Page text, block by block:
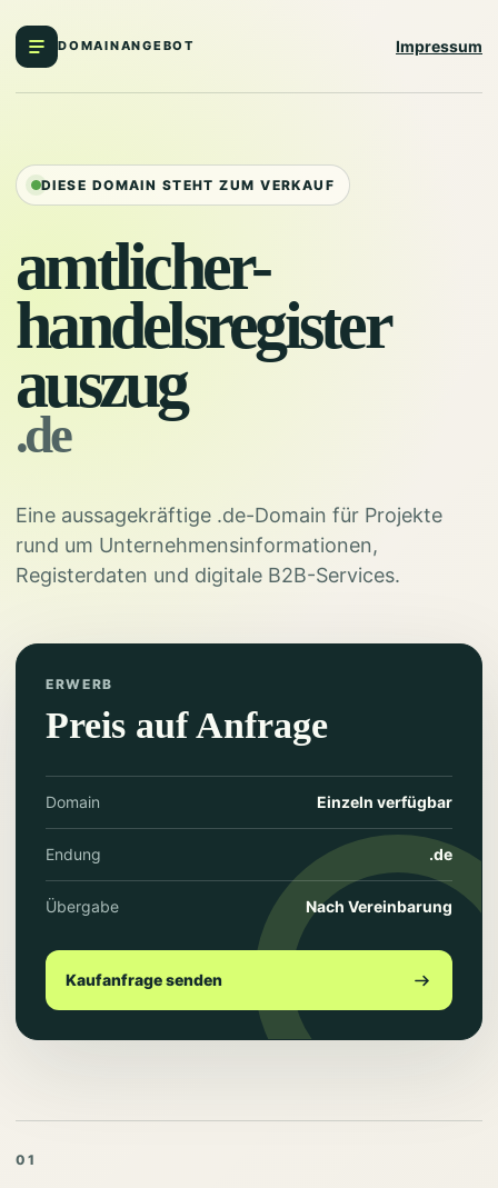
DOMAINANGEBOT Impressum
DIESE DOMAIN STEHT ZUM VERKAUF
amtlicher-
handelsregister
auszug
.de
Eine aussagekräftige .de-Domain für Projekte
rund um Unternehmensinformationen,
Registerdaten und digitale B2B-Services.
ERWERB
Preis auf Anfrage
Domain Einzeln verfügbar
Endung .de
Übergabe Nach Vereinbarung
Kaufanfrage senden
01